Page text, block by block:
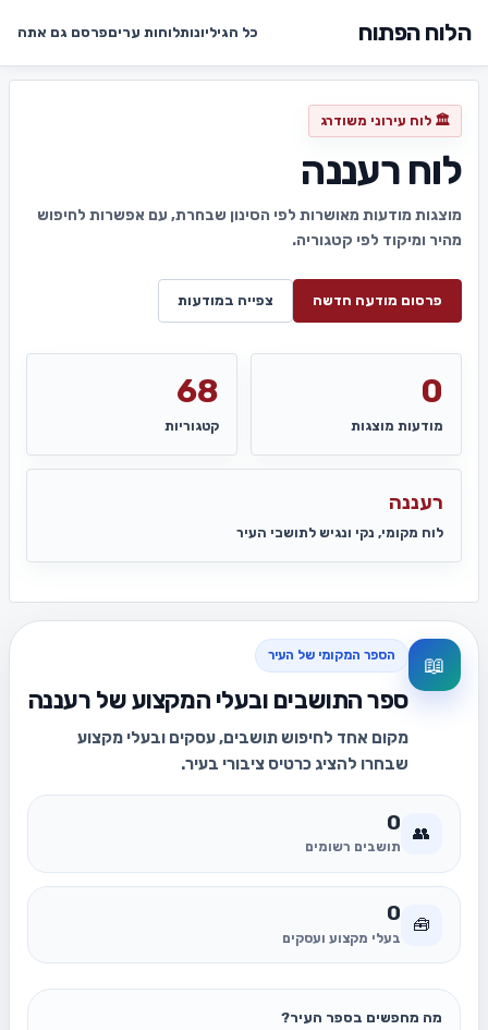
הלוח הפתוח כל הגיליונותלוחות עריםפרסם גם אתה
🏛️ לוח עירוני משודרג
לוח רעננה
מוצגות מודעות מאושרות לפי הסינון שבחרת, עם אפשרות לחיפוש
מהיר ומיקוד לפי קטגוריה.
פרסום מודעה חדשה צפייה במודעות
0
מודעות מוצגות
68
קטגוריות
רעננה
לוח מקומי, נקי ונגיש לתושבי העיר
📖 הספר המקומי של העיר
ספר התושבים ובעלי המקצוע של רעננה
מקום אחד לחיפוש תושבים, עסקים ובעלי מקצוע
שבחרו להציג כרטיס ציבורי בעיר.
👥
0
תושבים רשומים
🧰
0
בעלי מקצוע ועסקים
מה מחפשים בספר העיר?